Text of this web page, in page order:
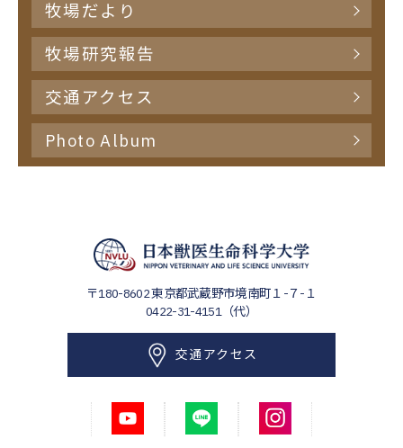
牧場だより
牧場研究報告
交通アクセス
Photo Album
〒180-8602東京都武蔵野市境南町１-７-１
0422-31-4151（代）
交通アクセス